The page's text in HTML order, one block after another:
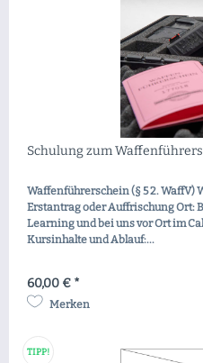
Schulung zum
Waffenführerschein (§ 5 2. WaffV)
Erstantrag oder Auffrischung Ort:
Learning und bei uns vor Ort im
Kursinhalte und Ablauf:...
60,00 € *
Merken
TIPP!